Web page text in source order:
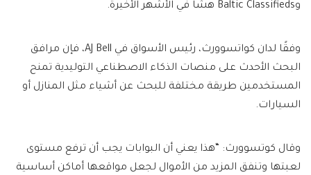
وBaltic Classifieds هشًا في الأشهر الأخيرة.
وفقًا لدان كواتسوورث، رئيس الأسواق في AJ Bell، فإن مرافق
البحث الأحدث على منصات الذكاء الاصطناعي التوليدية تمنح
المستخدمين طريقة مختلفة للبحث عن أشياء مثل المنازل أو
السيارات.
وقال كوتسوورث: “هذا يعني أن البوابات يجب أن ترفع مستوى
لعبتها وتنفق المزيد من الأموال لجعل مواقعها أماكن أساسية